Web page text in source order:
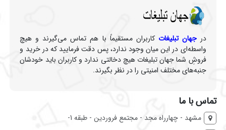
درجهان تبلیغات کاربران مستقیماً با هم تماس می‌گیرند و هیچ
واسطه‌ای در این میان وجود ندارد، پس دقت فرمایید که در خرید و
فروشِ شما جهان تبلیغات هیچ دخالتی ندارد و کاربران باید خودشان
جنبه‌های مختلف امنیتی را در نظر بگیرند.
تماس با ما
مشهد - چهارراه مجد - مجتمع فروردین - طبقه 1-